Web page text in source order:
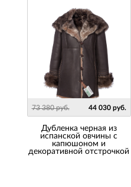
73 380 руб. 44 030 руб.
Дубленка черная из
испанской овчины с
капюшоном и
декоративной отстрочкой